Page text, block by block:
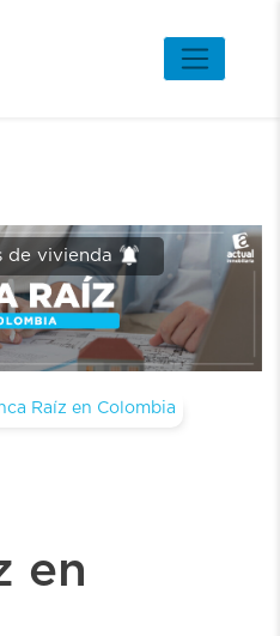
de vivienda
Raíz en Colombia
en